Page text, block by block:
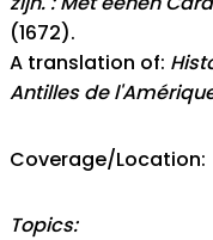
(1672).
A translation of:
Antilles de
Coverage/Location:
Topics: